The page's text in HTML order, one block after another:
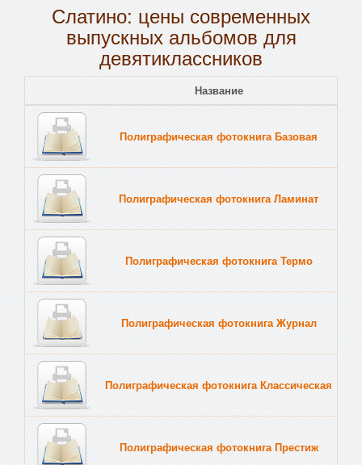
Слатино: цены современных
выпускных альбомов для
девятиклассников
Название
Полиграфическая фотокнига Базовая
Полиграфическая фотокнига Ламинат
Полиграфическая фотокнига Термо
Полиграфическая фотокнига Журнал
Полиграфическая фотокнига Классическая
Полиграфическая фотокнига Престиж